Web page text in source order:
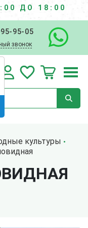
ДО 18:00
95-05
звонок
культуры